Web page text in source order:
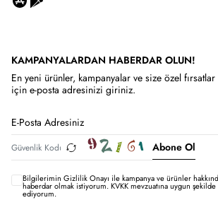
KAMPANYALARDAN HABERDAR OLUN!
En yeni ürünler, kampanyalar ve size özel fırsatlar
için e-posta adresinizi giriniz.
Abone Ol
Bilgilerimin Gizlilik Onayı ile kampanya ve ürünler
haberdar olmak istiyorum.KVKK mevzuatına uygun
ediyorum.